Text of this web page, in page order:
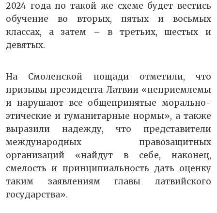
2024 года по такой же схеме будет вестись
обучение во вторых, пятых и восьмых
классах, а затем – в третьих, шестых и
девятых.
На Смоленской пощади отметили, что
призывы президента Латвии «неприемлемы
и нарушают все общепринятые морально-
этические и гуманитарные нормы», а также
выразили надежду, что представители
международных правозащитных
организаций «найдут в себе, наконец,
смелость и принципиальность дать оценку
таким заявлениям главы латвийского
государства».